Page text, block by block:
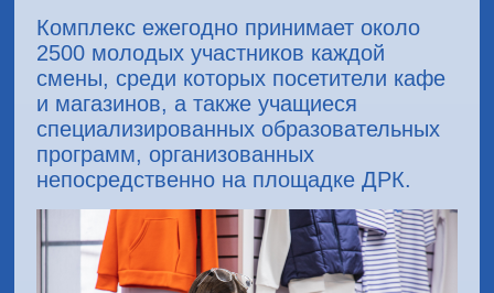
Комплекс ежегодно принимает около
2500 молодых участников каждой
смены, среди которых посетители кафе
и магазинов, а также учащиеся
специализированных образовательных
программ, организованных
непосредственно на площадке ДРК.